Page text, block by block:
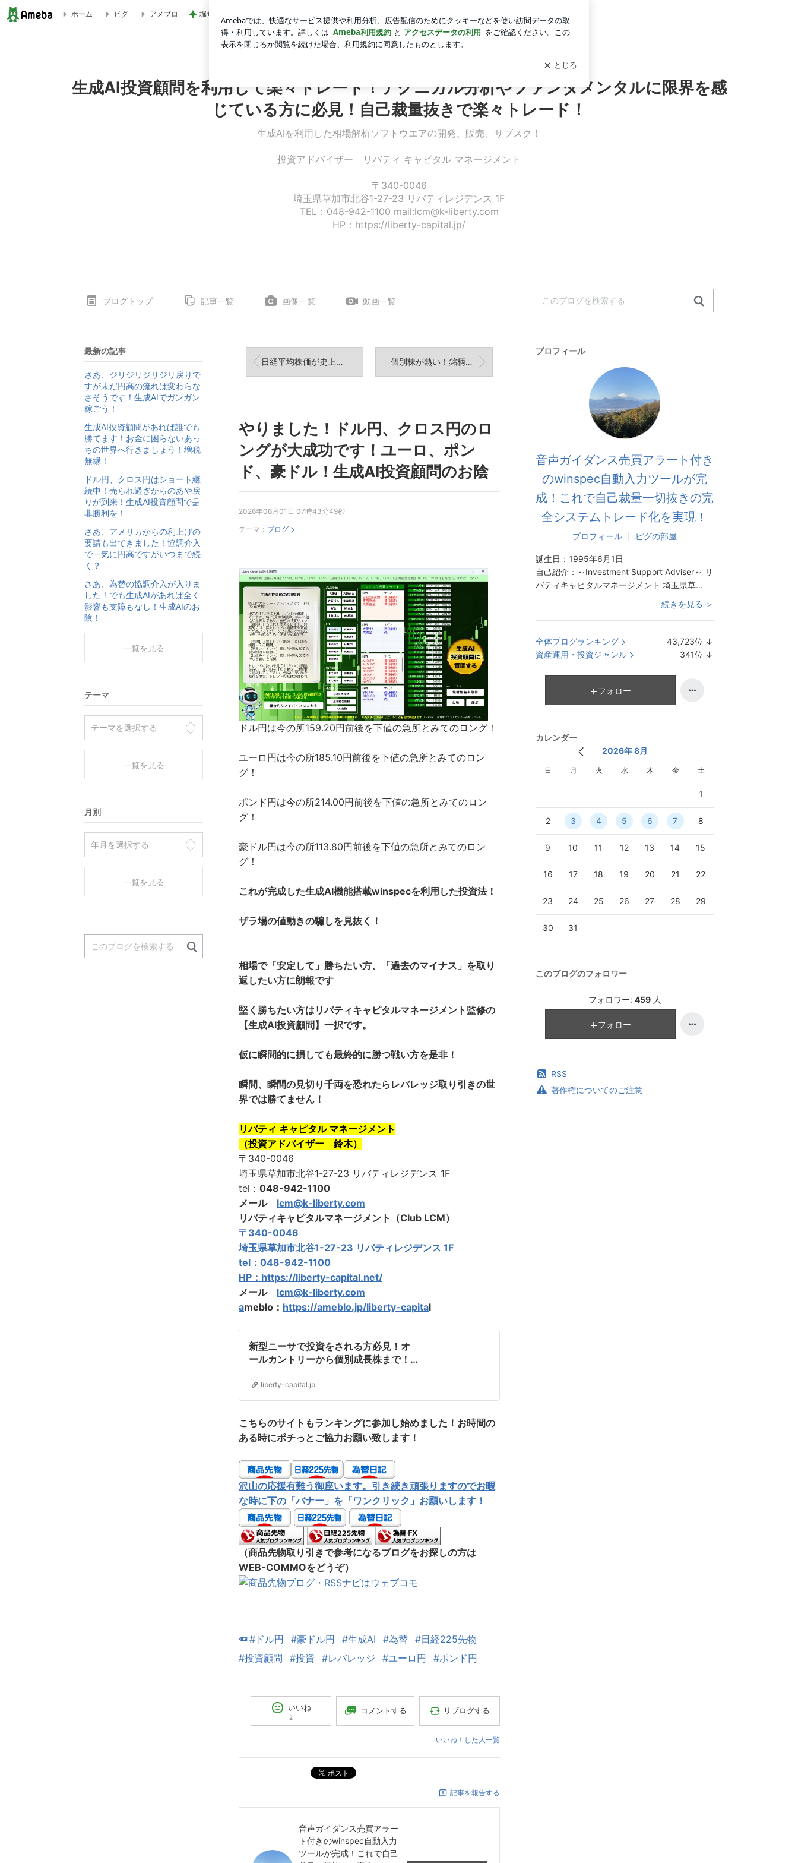
やりました！ドル円、クロス円のロングが大成功です！ユーロ、ポンド、豪ドル！生成AI投資顧問のお陰 | 生成AI投資顧問を利用して楽々トレード！テクニカル分析やファンダメンタルに
限界を感じている方に必見！自己裁量抜きで楽々トレード！
ホーム ピグ アメブロ 堀ちえみの夫 卵黄と水菜入りの納豆 ログイン
生成AI投資顧問を利用して楽々トレード！テクニカル分析やファンダメンタルに限界を感
じている方に必見！自己裁量抜きで楽々トレード！
生成AIを利用した相場解析ソフトウエアの開発、販売、サブスク！
投資アドバイザー リバティ キャピタル マネージメント
〒340-0046
埼玉県草加市北谷1-27-23 リバティレジデンス 1F
TEL：048-942-1100 mail:lcm@k-liberty.com
HP：https://liberty-capital.jp/
ブログトップ 記事一覧 画像一覧 動画一覧
日経平均株価が史上最高値更新中なので世の中の株トレーダーの大半が儲かっていると思いきや大損の方も 個別株が熱い！銘柄のヒントは下記リンクをクリック！
やりました！ドル円、クロス円のロ
ングが大成功です！ユーロ、ポン
ド、豪ドル！生成AI投資顧問のお陰
2026年06月01日 07時43分49秒
テーマ： ブログ
ドル円は今の所159.20円前後を下値の急所とみてのロング！
ユーロ円は今の所185.10円前後を下値の急所とみてのロン
グ！
ポンド円は今の所214.00円前後を下値の急所とみてのロン
グ！
豪ドル円は今の所113.80円前後を下値の急所とみてのロン
グ！
これが完成した生成AI機能搭載winspecを利用した投資法！
ザラ場の値動きの騙しを見抜く！
相場で「安定して」勝ちたい方、「過去のマイナス」を取り
返したい方に朗報です
堅く勝ちたい方はリバティキャピタルマネージメント監修の
【生成AI投資顧問】一択です。
仮に瞬間的に損しても最終的に勝つ戦い方を是非！
瞬間、瞬間の見切り千両を恐れたらレバレッジ取り引きの世
界では勝てません！
リバティ キャピタル マネージメント
（投資アドバイザー 鈴木）
〒340-0046
埼玉県草加市北谷1-27-23 リバティレジデンス 1F
tel： 048-942-1100
メール lcm@k-liberty.com
リバティキャピタルマネージメント（Club LCM）
〒340-0046
埼玉県草加市北谷1-27-23 リバティレジデンス 1F
tel： 048-942-1100
HP： https://liberty-capital.net/
メール lcm@k-liberty.com
ameblo： https://ameblo.jp/liberty-capital
新型ニーサで投資をされる方必見！オ
ールカントリーから個別成長株まで！
グル等、、、株版生成AI投資顧問！
liberty-capital.jp
こちらのサイトもランキングに参加し始めました！お時間の
ある時にポチっとご協力お願い致します！
沢山の応援有難う御座います。引き続き頑張りますのでお暇
な時に下の「バナー」を「ワンクリック」お願いします！
（商品先物取り引きで参考になるブログをお探しの方は
WEB-COMMOをどうぞ）
#ドル円 #豪ドル円 #生成AI #為替 #日経225先物
#投資顧問
#投資 #レバレッジ #ユーロ円 #ポンド円
いいね
2
コメントする リブログする
いいね！した人一覧
ポスト
記事を報告する
音声ガイダンス売買アラー
ト付きのwinspec自動入力
ツールが完成！これで自己
プロフィール
音声ガイダンス売買アラート付き
のwinspec自動入力ツールが完
成！これで自己裁量一切抜きの完
全システムトレード化を実現！
プロフィール ピグの部屋
誕生日： 1995年6月1日
自己紹介： ～Investment Support Adviser～ リ
バティキャピタルマネージメント 埼玉県草...
続きを見る ＞
全体ブログランキング 43,723位 ↓
資産運用・投資ジャンル 341位 ↓
フォロー
カレンダー
2026年 8月
日 月 火 水 木 金 土
1
2 3 4 5 6 7 8
9 10 11 12 13 14 15
16 17 18 19 20 21 22
23 24 25 26 27 28 29
30 31
このブログのフォロワー
フォロワー: 459 人
フォロー
RSS
著作権についてのご注意
最新の記事
さあ、ジリジリジリジリ戻りで
すが未だ円高の流れは変わらな
さそうです！生成AIでガンガン
稼ごう！
生成AI投資顧問があれば誰でも
勝てます！お金に困らないあっ
ちの世界へ行きましょう！増税
無縁！
ドル円、クロス円はショート継
続中！売られ過ぎからのあや戻
りが到来！生成AI投資顧問で是
非勝利を！
さあ、アメリカからの利上げの
要請も出てきました！協調介入
で一気に円高ですがいつまで続
く？
さあ、為替の協調介入が入りま
した！でも生成AIがあれば全く
影響も支障もなし！生成AIのお
陰！
一覧を見る
テーマ
一覧を見る
月別
一覧を見る